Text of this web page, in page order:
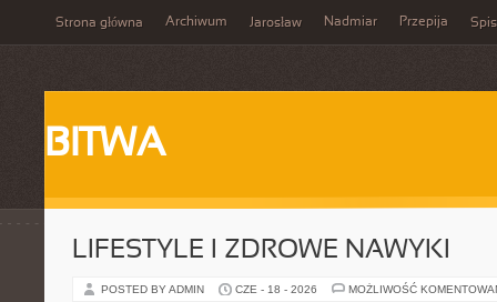
Strona główna Archiwum Jarosław Nadmiar Przepija
BITWA
LIFESTYLE I ZDROWE NAWYKI
POSTED BY ADMIN CZE - 18 - 2026 MOŻLIWOŚĆ